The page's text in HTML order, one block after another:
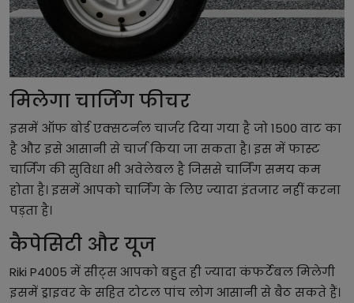
मिलेगा चार्जिंग फीचर
इसमें ऑफ बोर्ड एक्सटर्नल चार्जर दिया गया है जो 1500 वाट का
है और इसे आसानी से चार्ज किया जा सकता है। इस में फास्ट
चार्जिंग की सुविधा भी अवेलेबल है जिससे चार्जिंग समय कम
होता है। इसमें आपको चार्जिंग के लिए ज्यादा इंतजार नहीं करना
पड़ता है।
कैपेसिटी और यूज
Riki P4005 में सीट्स आपको बहुत ही ज्यादा कंफर्टेबल मिलेगी
इसमें ड्राइवर के सहित टोटल पांच लोग आसानी से बैठ सकते हैं।